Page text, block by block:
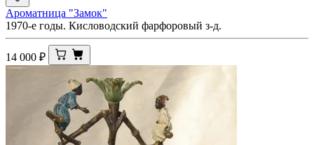
Ароматница "Замок"
1970-е годы. Кисловодский фарфоровый з-д.
14 000 ₽